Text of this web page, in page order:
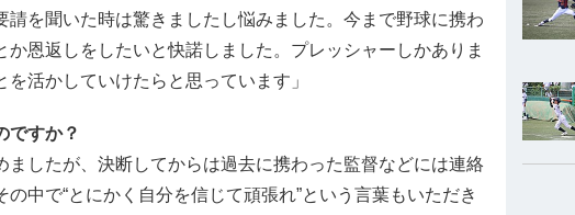
請を聞いた時は驚きましたし悩みました。今まで野球に携わ
か恩返しをしたいと快諾しました。プレッシャーしかありま
活かしていけたらと思っています」
すか？
ましたが、決断してからは過去に携わった監督などには連絡
中で“とにかく自分を信じて頑張れ”という言葉もいただき